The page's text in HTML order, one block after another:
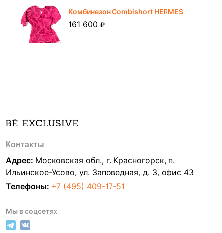
Комбинезон Combishort HERMES
161 600
Контакты
Адрес: Московская обл., г. Красногорск, п.
Ильинское-Усово, ул. Заповедная, д. 3, офис 43
Телефоны: +7 (495) 409-17-51
Мы в соцсетях